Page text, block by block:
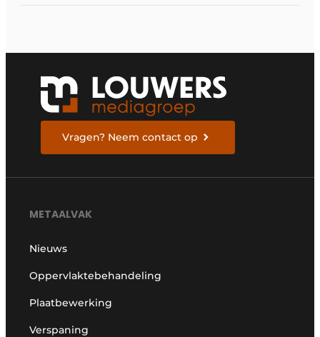
Vragen? Neem contact op
METAALVAK
Nieuws
Oppervlaktebehandeling
Plaatbewerking
Verspaning